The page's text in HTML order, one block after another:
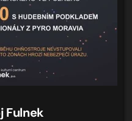
Fulnek